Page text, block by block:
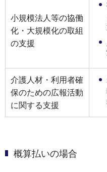
⼩規模法⼈等の協働
化・⼤規模化の取組
の⽀援
介護⼈材・利⽤者確
保のための広報活動
に関する⽀援
概算払いの場合